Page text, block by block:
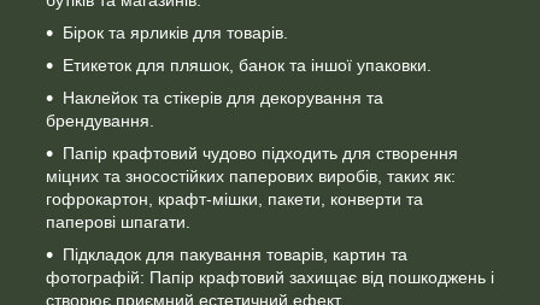
Бірок та ярликів для товарів.
Етикеток для пляшок, банок та іншої упаковки.
Наклейок та стікерів для декорування та
брендування.
Папір крафтовий чудово підходить для створення
міцних та зносостійких паперових виробів, таких як:
гофрокартон, крафт-мішки, пакети, конверти та
паперові шпагати.
Підкладок для пакування товарів, картин та
фотографій: Папір крафтовий захищає від пошкоджень і
створює приємний естетичний ефект.